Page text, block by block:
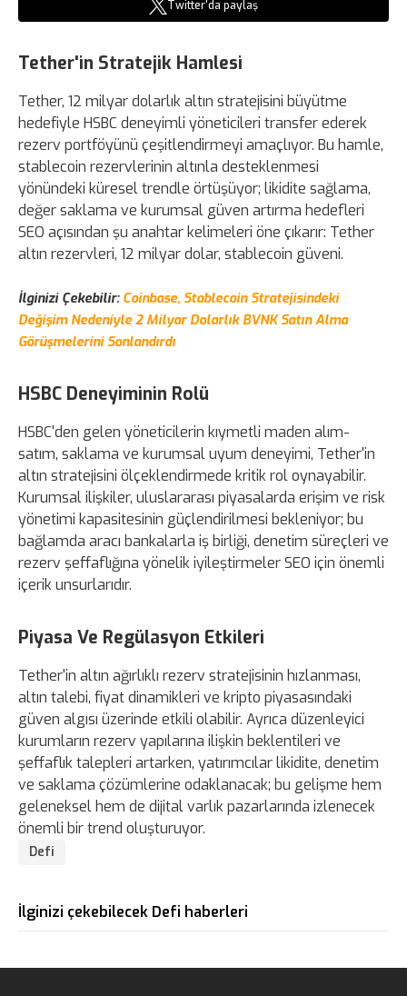
Twitter'da paylaş
Tether'in Stratejik Hamlesi
Tether, 12 milyar dolarlık altın stratejisini büyütme
hedefiyle HSBC deneyimli yöneticileri transfer ederek
rezerv portföyünü çeşitlendirmeyi amaçlıyor. Bu hamle,
stablecoin rezervlerinin altınla desteklenmesi
yönündeki küresel trendle örtüşüyor; likidite sağlama,
değer saklama ve kurumsal güven artırma hedefleri
SEO açısından şu anahtar kelimeleri öne çıkarır: Tether
altın rezervleri, 12 milyar dolar, stablecoin güveni.
İlginizi Çekebilir: Coinbase, Stablecoin Stratejisindeki
Değişim Nedeniyle 2 Milyar Dolarlık BVNK Satın Alma
Görüşmelerini Sonlandırdı
HSBC Deneyiminin Rolü
HSBC'den gelen yöneticilerin kıymetli maden alım-
satım, saklama ve kurumsal uyum deneyimi, Tether'in
altın stratejisini ölçeklendirmede kritik rol oynayabilir.
Kurumsal ilişkiler, uluslararası piyasalarda erişim ve risk
yönetimi kapasitesinin güçlendirilmesi bekleniyor; bu
bağlamda aracı bankalarla iş birliği, denetim süreçleri ve
rezerv şeffaflığına yönelik iyileştirmeler SEO için önemli
içerik unsurlarıdır.
Piyasa Ve Regülasyon Etkileri
Tether'in altın ağırlıklı rezerv stratejisinin hızlanması,
altın talebi, fiyat dinamikleri ve kripto piyasasındaki
güven algısı üzerinde etkili olabilir. Ayrıca düzenleyici
kurumların rezerv yapılarına ilişkin beklentileri ve
şeffaflık talepleri artarken, yatırımcılar likidite, denetim
ve saklama çözümlerine odaklanacak; bu gelişme hem
geleneksel hem de dijital varlık pazarlarında izlenecek
önemli bir trend oluşturuyor.
Defi
İlginizi çekebilecek Defi haberleri